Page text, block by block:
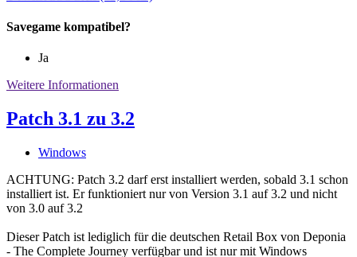
Savegame kompatibel?
Ja
Weitere Informationen
Patch 3.1 zu 3.2
Windows
ACHTUNG: Patch 3.2 darf erst installiert werden, sobald 3.1 schon
installiert ist. Er funktioniert nur von Version 3.1 auf 3.2 und nicht
von 3.0 auf 3.2
Dieser Patch ist lediglich für die deutschen Retail Box von Deponia
- The Complete Journey verfügbar und ist nur mit Windows